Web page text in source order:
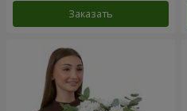
Заказать